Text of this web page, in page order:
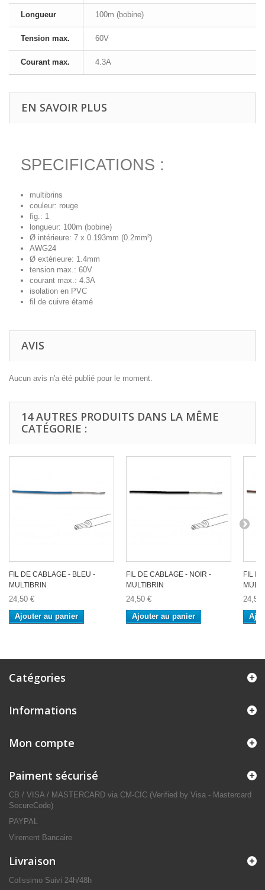
Longueur 100m (bobine)
Tension max. 60V
Courant max. 4.3A
EN SAVOIR PLUS
SPECIFICATIONS :
multibrins
couleur: rouge
fig.: 1
longueur: 100m (bobine)
Ø intérieure: 7 x 0.193mm (0.2mm²)
AWG24
Ø extérieure: 1.4mm
tension max.: 60V
courant max.: 4.3A
isolation en PVC
fil de cuivre étamé
AVIS
Aucun avis n'a été publié pour le moment.
14 AUTRES PRODUITS DANS LA MÊME
CATÉGORIE :
FIL DE CABLAGE - BLEU -
MULTIBRIN
24,50 €
Ajouter au panier
FIL DE CABLAGE - NOIR -
MULTIBRIN
24,50 €
Ajouter au panier
FIL
24,50
Catégories
Informations
Mon compte
Paiment sécurisé
CB / VISA / MASTERCARD via CM-CIC (Verified by Visa - Mastercard
SecureCode)
PAYPAL
Virement Bancaire
Livraison
Colissimo Suivi 24h/48h